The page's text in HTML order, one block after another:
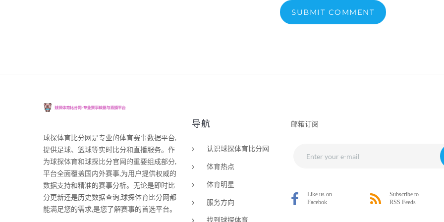
SUBMIT COMMENT
球探体育比分网是专业的体育赛事数据平台,
提供足球、篮球等实时比分和直播服务。作
为球探体育和球探比分官网的重要组成部分,
平台全面覆盖国内外赛事,为用户提供权威的
数据支持和精准的赛事分析。无论是即时比
分更新还是历史数据查询,球探体育比分网都
能满足您的需求,是您了解赛事的首选平台。
导航
认识球探体育比分网
体育热点
体育明星
服务方向
找到球探体育
邮箱订阅